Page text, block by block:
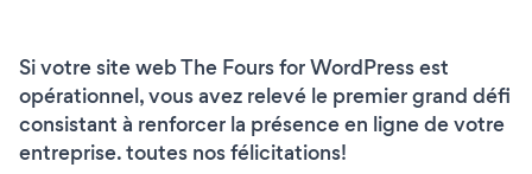
Si votre site web The Fours for WordPress est
opérationnel, vous avez relevé le premier grand défi
consistant à renforcer la présence en ligne de votre
entreprise. toutes nos félicitations!